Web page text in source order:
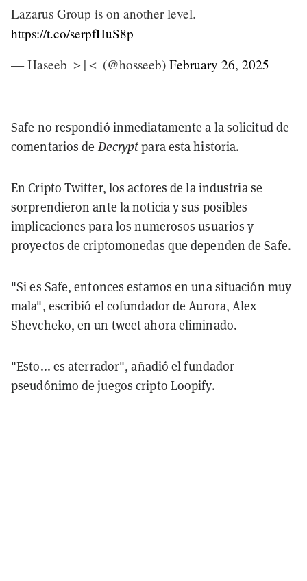
Lazarus Group is on another level.
https://t.co/serpfHuS8p
— Haseeb ＞|＜ (@hosseeb) February 26, 2025
Safe no respondió inmediatamente a la solicitud de
comentarios de Decryptpara esta historia.
En Cripto Twitter, los actores de la industria se
sorprendieron ante la noticia y sus posibles
implicaciones para los numerosos usuarios y
proyectos de criptomonedas que dependen de Safe.
"Si es Safe, entonces estamos en una situación muy
mala", escribió el cofundador de Aurora, Alex
Shevcheko, en un tweet ahora eliminado.
"Esto... es aterrador", añadió el fundador
pseudónimo de juegos cripto Loopify.